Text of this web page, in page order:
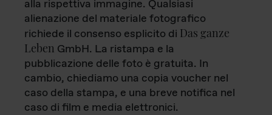
alla rispettiva immagine. Qualsiasi
alienazione del materiale fotografico
richiede il consenso esplicito di Das ganze
Leben GmbH. La ristampa e la
pubblicazione delle foto è gratuita. In
cambio, chiediamo una copia voucher nel
caso della stampa, e una breve notifica nel
caso di film e media elettronici.